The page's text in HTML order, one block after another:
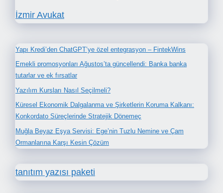
İzmir Avukat
Yapı Kredi’den ChatGPT’ye özel entegrasyon – FintekWins
Emekli promosyonları Ağustos’ta güncellendi: Banka banka
tutarlar ve ek fırsatlar
Yazılım Kursları Nasıl Seçilmeli?
Küresel Ekonomik Dalgalanma ve Şirketlerin Koruma Kalkanı:
Konkordato Süreçlerinde Stratejik Dönemeç
Muğla Beyaz Eşya Servisi: Ege’nin Tuzlu Nemine ve Çam
Ormanlarına Karşı Kesin Çözüm
tanıtım yazısı paketi